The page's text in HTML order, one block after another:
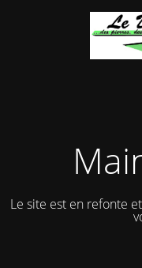
Le site est en refonte